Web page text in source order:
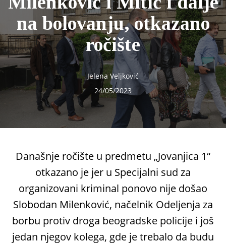
na bolovanju, otkazano
ročište
Jelena Veljković
24/05/2023
Današnje ročište u predmetu „Jovanjica 1“
otkazano je jer u Specijalni sud za
organizovani kriminal ponovo nije došao
Slobodan Milenković, načelnik Odeljenja za
borbu protiv droga beogradske policije i još
jedan njegov kolega, gde je trebalo da budu